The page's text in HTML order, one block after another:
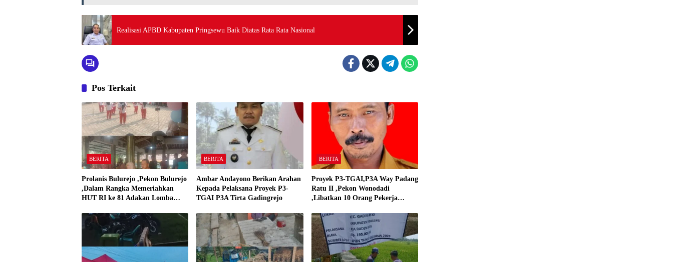
Realisasi APBD Kabupaten Pringsewu Baik Diatas Rata Rata Nasional
Pos Terkait
BERITA
Prolanis Bulurejo ,Pekon Bulurejo
,Dalam Rangka Memeriahkan
HUT RI ke 81 Adakan Lomba
BERITA
Ambar Andayono Berikan Arahan
Kepada Pelaksana Proyek P3-
TGAI P3A Tirta Gadingrejo
BERITA
Proyek P3-TGAI,P3A Way Padang
Ratu II ,Pekon Wonodadi
,Libatkan 10 Orang Pekerja